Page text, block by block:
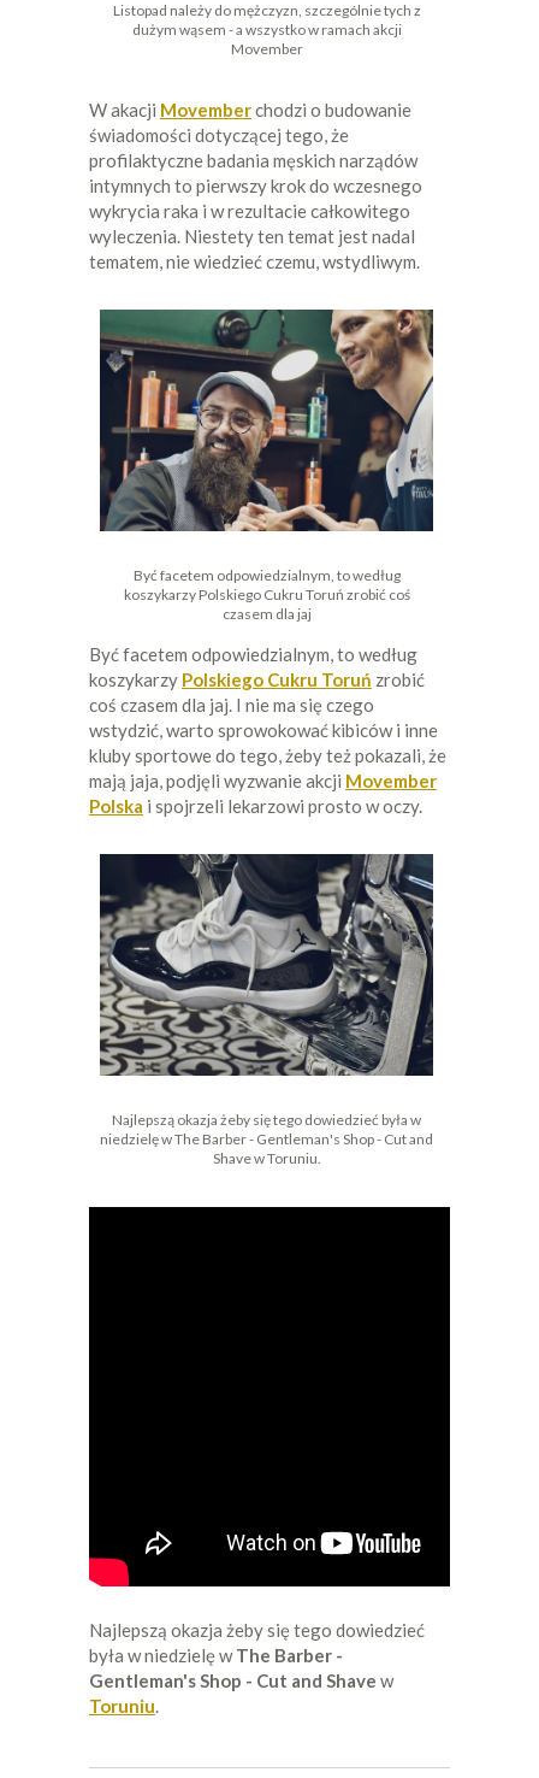
Listopad należy do mężczyzn, szczególnie tych z
dużym wąsem - a wszystko w ramach akcji
Movember
W akacji Movemberchodzi o budowanie
świadomości dotyczącej tego, że
profilaktyczne badania męskich narządów
intymnych to pierwszy krok do wczesnego
wykrycia raka i w rezultacie całkowitego
wyleczenia. Niestety ten temat jest nadal
tematem, nie wiedzieć czemu, wstydliwym.
Być facetem odpowiedzialnym, to według
koszykarzy Polskiego Cukru Toruń zrobić coś
czasem dla jaj
Być facetem odpowiedzialnym, to według
koszykarzy Polskiego Cukru Toruń zrobić
coś czasem dla jaj. I nie ma się czego
wstydzić, warto sprowokować kibiców i inne
kluby sportowe do tego, żeby też pokazali, że
mają jaja, podjęli wyzwanie akcji Movember
Polska i spojrzeli lekarzowi prosto w oczy.
Najlepszą okazja żeby się tego dowiedzieć była w
niedzielę w The Barber - Gentleman's Shop - Cut and
Shave w Toruniu.
Najlepszą okazja żeby się tego dowiedzieć
była w niedzielę wThe Barber -
Gentleman's Shop - Cut and Shave w
Toruniu